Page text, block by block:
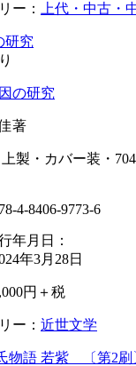
ー： 上代・中古・
の研究
著
製・カバー装・
4-8406-9773-6
年月日：
年3月28日
円＋税
ー： 近世文学